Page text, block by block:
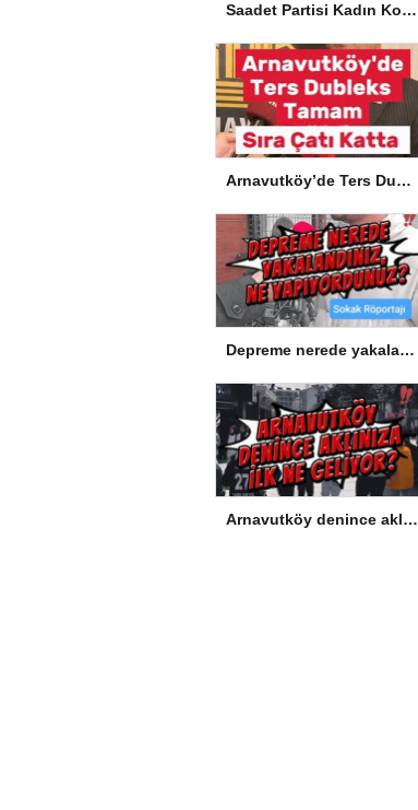
Saadet Partisi Kadın Kolları’ndan Okullardaki Olaylarla İlgili Basın Açıklaması
Arnavutköy’de Ters Dubleks Tamam, Sıra Çatı Katta
Depreme nerede yakalandınız, ne yapıyordunuz?
Arnavutköy denince aklınıza ilk ne geliyor?